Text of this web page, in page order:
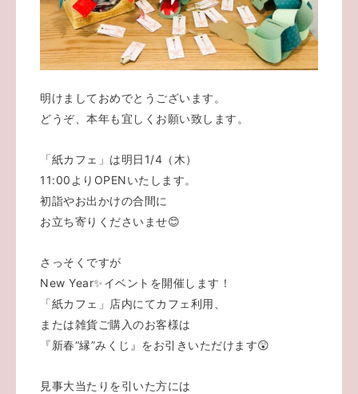
明けましておめでとうございます。
どうぞ、本年も宜しくお願い致します。
「紙カフェ」は明日1/4（木）
11:00よりOPENいたします。
初詣やお出かけの合間に
お立ち寄りくださいませ😊
さっそくですが
New Year✨イベントを開催します！
「紙カフェ」店内にてカフェ利用、
または雑貨ご購入のお客様は
『新春“縁”みくじ』をお引きいただけます😲
見事大当たりを引いた方には